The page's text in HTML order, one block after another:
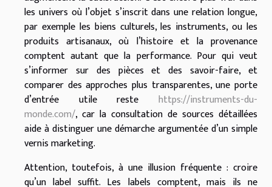
les univers où l’objet s’inscrit dans une relation longue,
par exemple les biens culturels, les instruments, ou les
produits artisanaux, où l’histoire et la provenance
comptent autant que la performance. Pour qui veut
s’informer sur des pièces et des savoir-faire, et
comparer des approches plus transparentes, une porte
d’entrée utile reste https://instruments-du-
monde.com/, car la consultation de sources détaillées
aide à distinguer une démarche argumentée d’un simple
vernis marketing.
Attention, toutefois, à une illusion fréquente : croire
qu’un label suffit. Les labels comptent, mais ils ne